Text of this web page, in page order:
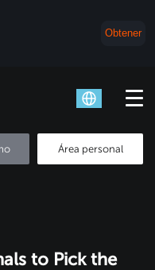
Obtener
Área personal
to Pick the